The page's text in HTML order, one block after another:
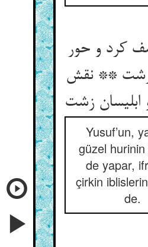
کرد و حور
** نقش
ابلیسان زشت‏
Yusuf’un,
güzel
de yapar,
çirkin
de.